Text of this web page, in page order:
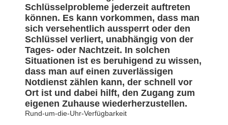
Schlüsselprobleme jederzeit auftreten
können. Es kann vorkommen, dass man
sich versehentlich aussperrt oder den
Schlüssel verliert, unabhängig von der
Tages- oder Nachtzeit. In solchen
Situationen ist es beruhigend zu wissen,
dass man auf einen zuverlässigen
Notdienst zählen kann, der schnell vor
Ort ist und dabei hilft, den Zugang zum
eigenen Zuhause wiederherzustellen.
Rund-um-die-Uhr-Verfügbarkeit